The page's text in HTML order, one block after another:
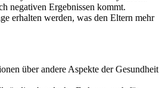
negativen Ergebnissen kommt.
erhalten werden, was den Eltern mehr
über andere Aspekte der Gesundheit